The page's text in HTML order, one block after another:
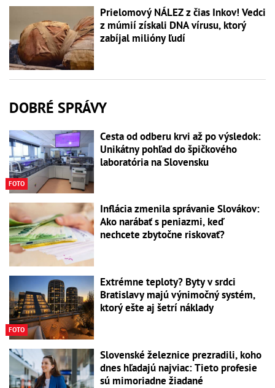
Prielomový NÁLEZ z čias Inkov! Vedci
z múmií získali DNA vírusu, ktorý
zabíjal milióny ľudí
DOBRÉ SPRÁVY
FOTO
Cesta od odberu krvi až po výsledok:
Unikátny pohľad do špičkového
laboratória na Slovensku
Inflácia zmenila správanie Slovákov:
Ako narábať s peniazmi, keď
nechcete zbytočne riskovať?
FOTO
Extrémne teploty? Byty v srdci
Bratislavy majú výnimočný systém,
ktorý ešte aj šetrí náklady
Slovenské železnice prezradili, koho
dnes hľadajú najviac: Tieto profesie
sú mimoriadne žiadané